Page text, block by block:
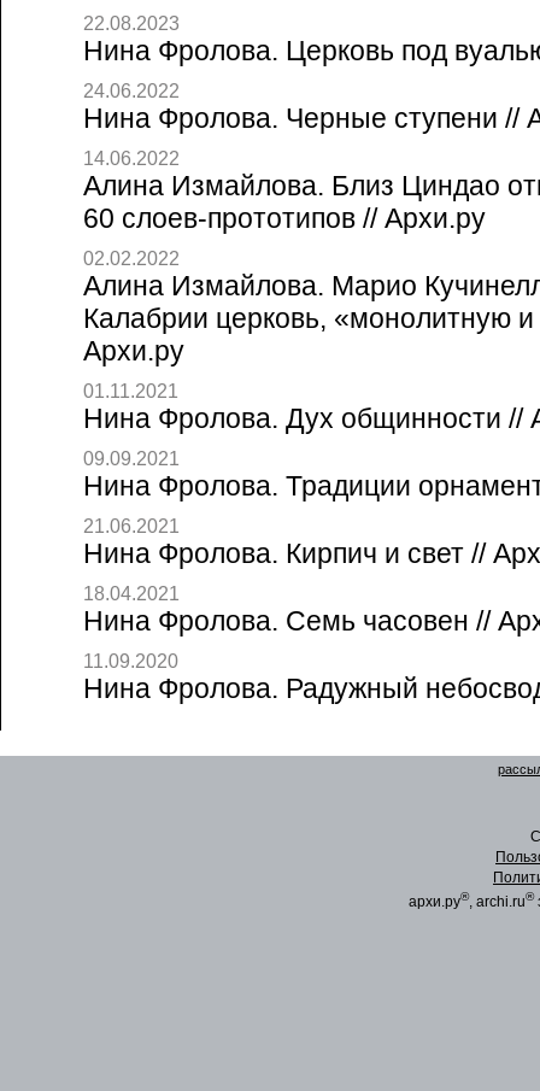
22.08.2023
Нина Фролова. Церковь под
24.06.2022
Нина Фролова. Черные ступени //
14.06.2022
Алина Измайлова. Близ Циндао
60 слоев-прототипов // Архи.ру
02.02.2022
Алина Измайлова. Марио
Калабрии церковь, «монолитную
Архи.ру
01.11.2021
Нина Фролова. Дух общинности //
09.09.2021
Нина Фролова. Традиции
21.06.2021
Нина Фролова. Кирпич и свет //
18.04.2021
Нина Фролова. Семь часовен //
11.09.2020
Нина Фролова. Радужный
архи.ру®, archi.ru®